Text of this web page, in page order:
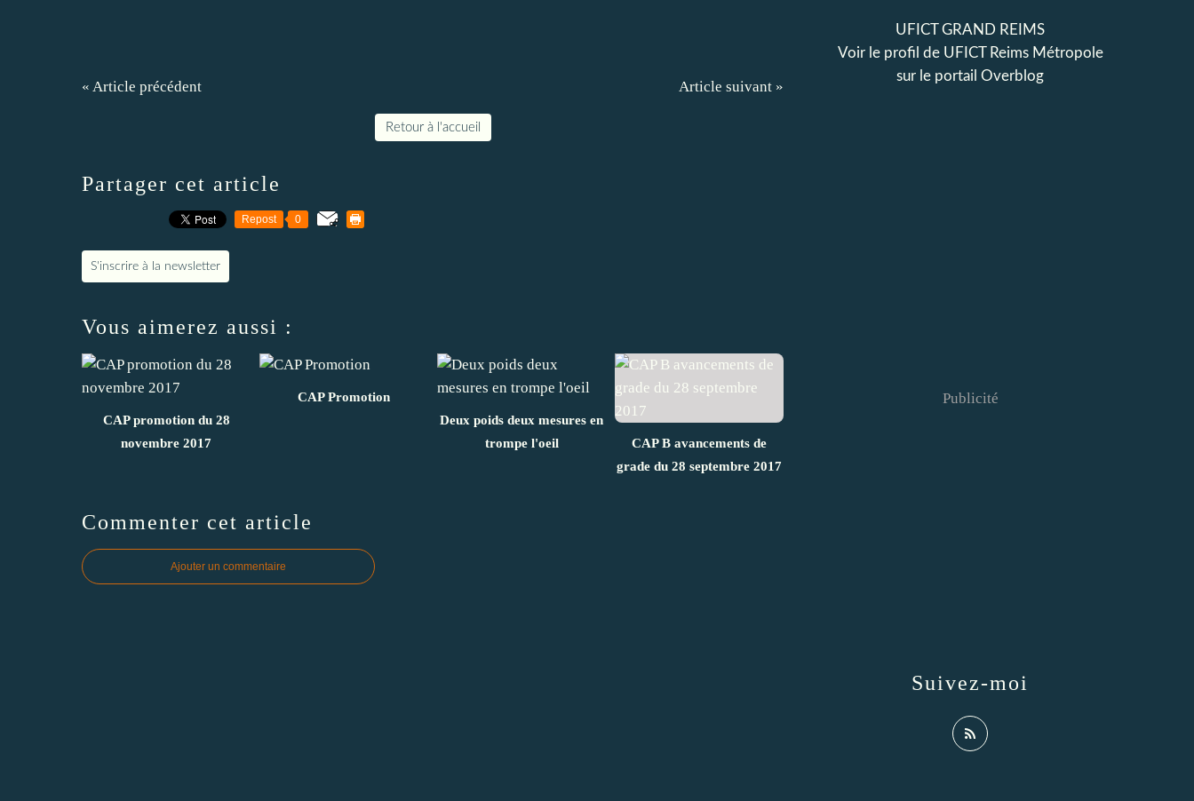
« Article précédent Article suivant »
Retour à l'accueil
Partager cet article
Repost 0
S'inscrire à la newsletter
Vous aimerez aussi :
CAP promotion du 28
novembre 2017
CAP Promotion
Deux poids deux mesures en
trompe l'oeil
CAP B avancements de
grade du 28 septembre 2017
Commenter cet article
Ajouter un commentaire
UFICT GRAND REIMS
Voir le profil de UFICT Reims Métropole
sur le portail Overblog
Suivez-moi
Publicité